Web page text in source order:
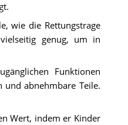
wie die Rettungstrage
genug, um in
Funktionen
abnehmbare Teile.
Wert, indem er Kinder